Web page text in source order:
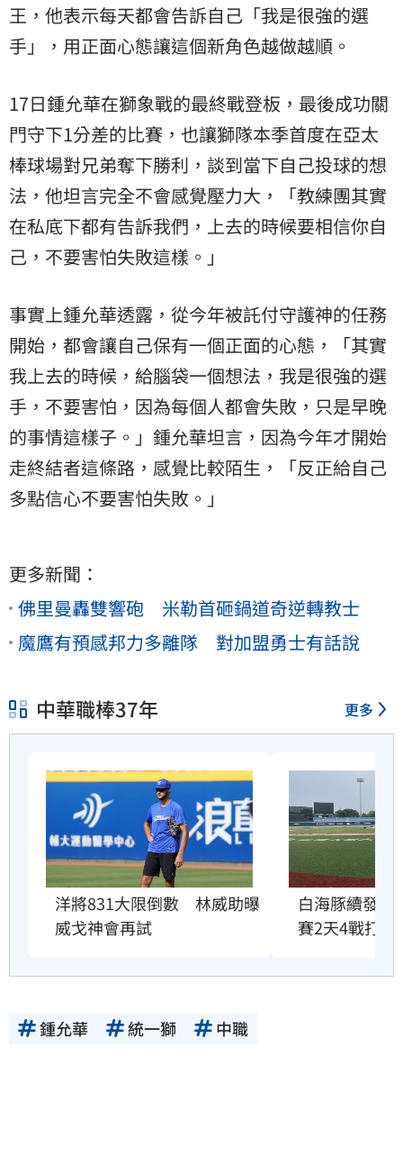
王，他表示每天都會告訴自己「我是很強的選
手」，用正面心態讓這個新角色越做越順。
17日鍾允華在獅象戰的最終戰登板，最後成功關
門守下1分差的比賽，也讓獅隊本季首度在亞太
棒球場對兄弟奪下勝利，談到當下自己投球的想
法，他坦言完全不會感覺壓力大，「教練團其實
在私底下都有告訴我們，上去的時候要相信你自
己，不要害怕失敗這樣。」
事實上鍾允華透露，從今年被託付守護神的任務
開始，都會讓自己保有一個正面的心態，「其實
我上去的時候，給腦袋一個想法，我是很強的選
手，不要害怕，因為每個人都會失敗，只是早晚
的事情這樣子。」鍾允華坦言，因為今年才開始
走終結者這條路，感覺比較陌生，「反正給自己
多點信心不要害怕失敗。」
更多新聞：
佛里曼轟雙響砲 米勒首砸鍋道奇逆轉教士
魔鷹有預感邦力多離隊 對加盟勇士有話說
中華職棒37年 更多
洋將831大限倒數　林威助曝
威戈神會再試
白海豚續發威
賽2天4戰打不
鍾允華 統一獅 中職